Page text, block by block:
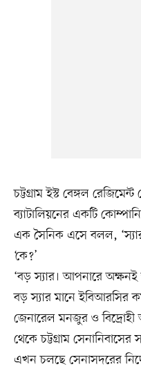
চট্টগ্রাম ইস্ট বেঙ্গল
ব্যাটালিয়নের একটি
এক সৈনিক এসে বলল,
‘কে?’
‘বড় স্যার। আপনারে
বড় স্যার মানে ইবিআরসির
জেনারেল মনজুর ও
থেকে চট্টগ্রাম সেনানিবাসের
এখন চলছে সেনাসদরের